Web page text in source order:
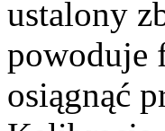
ustalony
powoduje
osiągnąć